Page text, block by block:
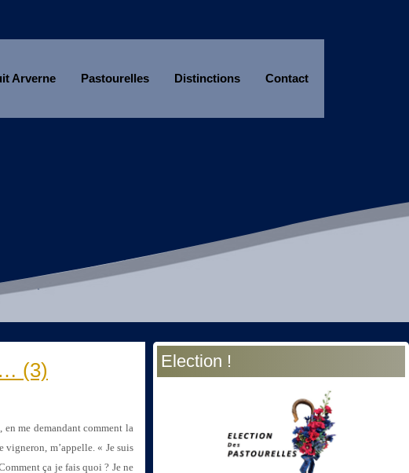
Arverne Pastourelles Distinctions Contact
(3)
en me demandant comment la
m’appelle. « Je suis
ça je fais quoi ? Je ne
Election !
Année
précédente
Mois
précédent
Année
suivante
Mois
suivant